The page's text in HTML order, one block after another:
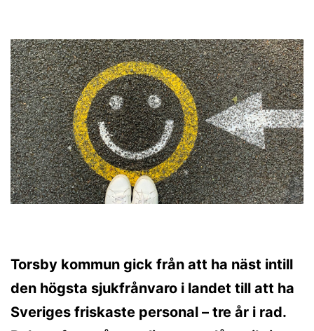
Torsby kommun gick från att ha näst intill
den högsta sjukfrånvaro i landet till att ha
Sveriges friskaste personal – tre år i rad.